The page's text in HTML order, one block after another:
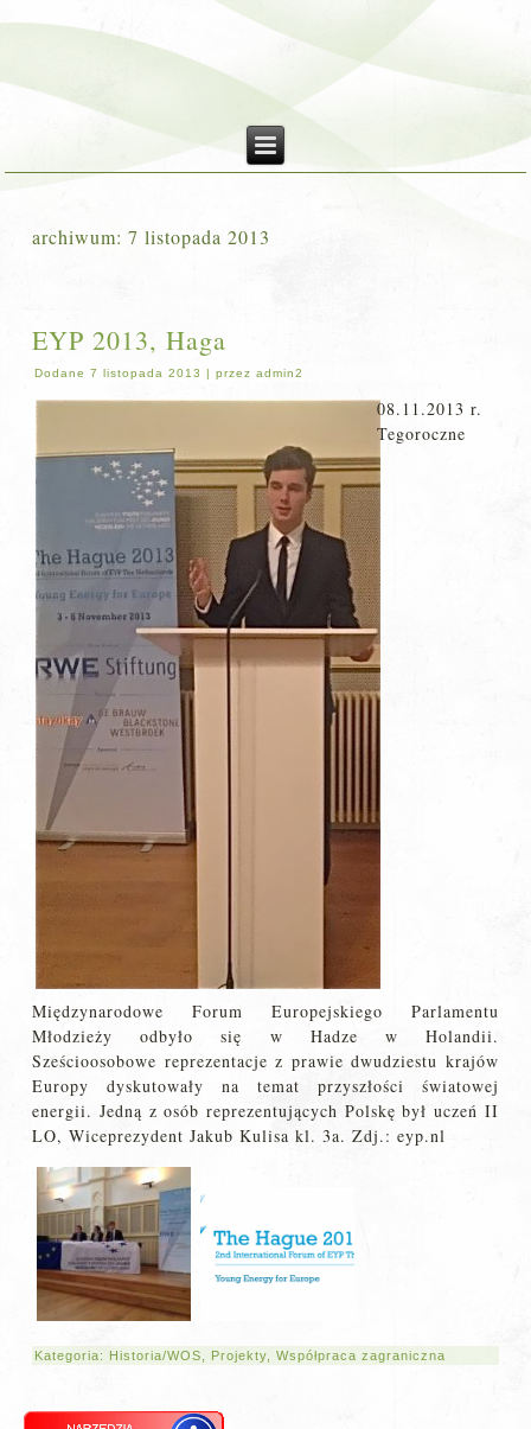
archiwum:7 listopada 2013
EYP 2013, Haga
Dodane 7 listopada 2013 |przez admin2
08.11.2013 r.
Tegoroczne
Międzynarodowe Forum Europejskiego Parlamentu
Młodzieży odbyło się w Hadze w Holandii.
Sześcioosobowe reprezentacje z prawie dwudziestu krajów
Europy dyskutowały na temat przyszłości światowej
energii. Jedną z osób reprezentujących Polskę był uczeń II
LO, Wiceprezydent Jakub Kulisa kl. 3a. Zdj.: eyp.nl
Kategoria: Historia/WOS Projekty ,Współpraca zagraniczna